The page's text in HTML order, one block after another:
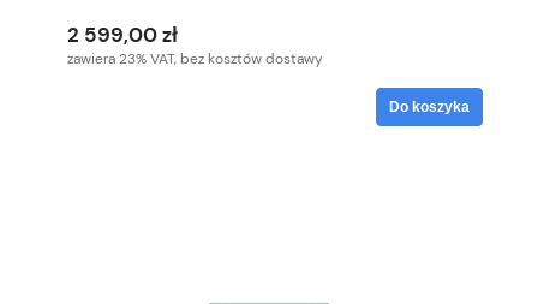
2 599,00 zł
zawiera 23% VAT, bez kosztów dostawy
Do koszyka